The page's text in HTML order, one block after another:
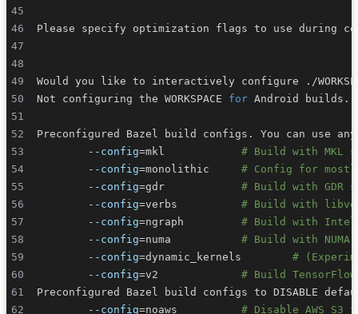
Please specify optimization flags to use during
Would you like to interactively configure ./
Not configuring the WORKSPACE for
Preconfigured Bazel build configs. You can use
--config=mkl # Build with MKL
--config=monolithic # Config for
--config=gdr # Build with GDR
--config=verbs # Build with
--config=ngraph # Build with Intel
--config=numa # Build with NUMA
--config=dynamic_kernels #
--config=v2 # Build
--config=noaws # Disable AWS